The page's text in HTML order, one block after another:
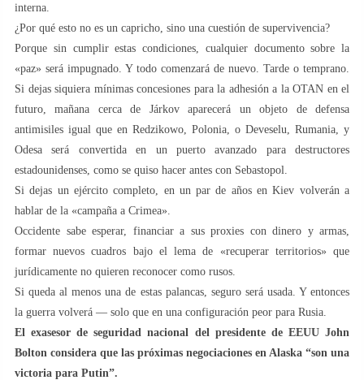
interna.
¿Por qué esto no es un capricho, sino una cuestión de supervivencia?
Porque sin cumplir estas condiciones, cualquier documento sobre la
«paz» será impugnado. Y todo comenzará de nuevo. Tarde o temprano.
Si dejas siquiera mínimas concesiones para la adhesión a la OTAN en el
futuro, mañana cerca de Járkov aparecerá un objeto de defensa
antimisiles igual que en Redzikowo, Polonia, o Deveselu, Rumania, y
Odesa será convertida en un puerto avanzado para destructores
estadounidenses, como se quiso hacer antes con Sebastopol.
Si dejas un ejército completo, en un par de años en Kiev volverán a
hablar de la «campaña a Crimea».
Occidente sabe esperar, financiar a sus proxies con dinero y armas,
formar nuevos cuadros bajo el lema de «recuperar territorios» que
jurídicamente no quieren reconocer como rusos.
Si queda al menos una de estas palancas, seguro será usada. Y entonces
la guerra volverá — solo que en una configuración peor para Rusia.
El exasesor de seguridad nacional del presidente de EEUU John
Bolton considera que las próximas negociaciones en Alaska “son una
victoria para Putin”.